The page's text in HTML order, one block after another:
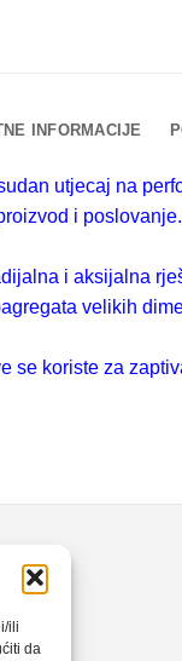
ili
da
INFORMACIJE
utjecaj na
i
i aksijalna
velikih
se koriste za